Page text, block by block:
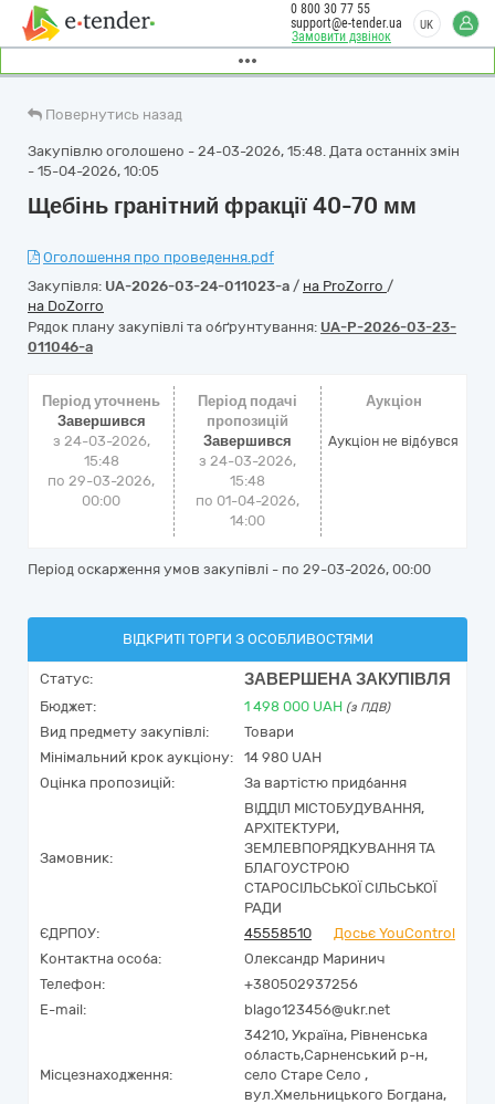
Замовити дзвінок
0 800 30 77 55
support@e-tender.ua
UK
Повернутись назад
Закупівлю оголошено - 24-03-2026, 15:48. Дата останніх змін
- 15-04-2026, 10:05
Щебінь гранітний фракції 40-70 мм
Оголошення про проведення.pdf
Закупівля: UA-2026-03-24-011023-a / на ProZorro /
на DoZorro
Рядок плану закупівлі та обґрунтування: UA-P-2026-03-23-
011046-a
Період уточнень
Завершився
з 24-03-2026,
15:48
по 29-03-2026,
00:00
Період подачі
пропозицій
Завершився
з 24-03-2026,
15:48
по 01-04-2026,
14:00
Аукціон
Аукціон не відбувся
Період оскарження умов закупівлі - по 29-03-2026, 00:00
ВІДКРИТІ ТОРГИ З ОСОБЛИВОСТЯМИ
Статус: ЗАВЕРШЕНА ЗАКУПІВЛЯ
Бюджет: 1 498 000 UAH (з ПДВ)
Вид предмету закупівлі:
Товари
Мінімальний крок аукціону:
14 980 UAH
Оцінка пропозицій:
За вартістю придбання
Замовник:
ВІДДІЛ МІСТОБУДУВАННЯ,
АРХІТЕКТУРИ,
ЗЕМЛЕВПОРЯДКУВАННЯ ТА
БЛАГОУСТРОЮ
СТАРОСІЛЬСЬКОЇ СІЛЬСЬКОЇ
РАДИ
ЄДРПОУ:
45558510
Досьє YouControl
Контактна особа:
Олександр Маринич
Телефон:
+380502937256
E-mail:
blago123456@ukr.net
Місцезнаходження:
34210, Україна, Рівненська
область,Сарненський р-н,
село Старе Село ,
вул.Хмельницького Богдана,